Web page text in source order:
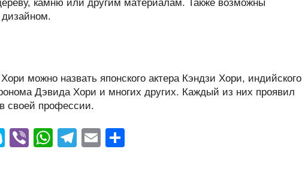
камню или другим материалам. Также возможны
можно назвать японского актера Кэндзи Хори, индийского
Дэвида Хори и многих других. Каждый из них проявил
своей профессии.
S
Vi W T
E